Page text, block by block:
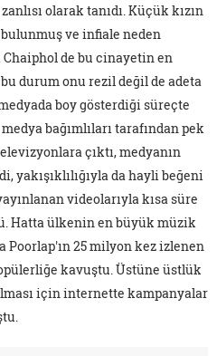
olarak tanıdı. Küçük kızın
ve infiale neden
Chaiphol de bu cinayetin en
durum onu rezil değil de adeta
boy gösterdiği süreçte
bağımlıları tarafından pek
çıktı, medyanın
yakışıklılığıyla da hayli beğeni
videolarıyla kısa süre
Hatta ülkenin en büyük müzik
Poorlap'ın 25 milyon kez izlenen
kavuştu. Üstüne üstlük
için internette kampanyalar